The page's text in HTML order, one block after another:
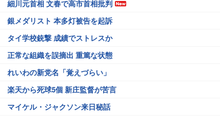
細川元首相 文春で高市首相批判
銀メダリスト 本多灯被告を起訴
タイ学校銃撃 成績でストレスか
正常な組織を誤摘出 重篤な状態
れいわの新党名「覚えづらい」
楽天から死球5個 新庄監督が苦言
マイケル・ジャクソン来日秘話